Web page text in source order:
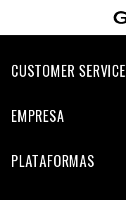
CUSTOMER SERVICE
EMPRESA
PLATAFORMAS